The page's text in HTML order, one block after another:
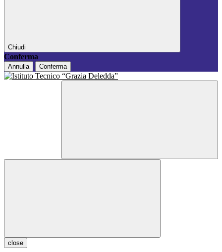
Chiudi
Conferma
Annulla Conferma
close